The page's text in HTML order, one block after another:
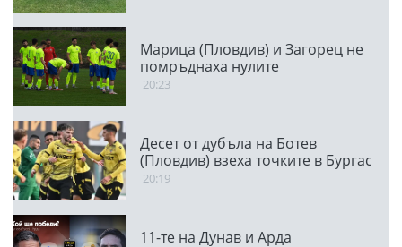
Марица (Пловдив) и Загорец не
помръднаха нулите
20:23
Десет от дубъла на Ботев
(Пловдив) взеха точките в Бургас
20:19
11-те на Дунав и Арда